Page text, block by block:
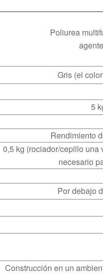
Poliurea
Gris (el
5
Rendimiento
0,5 kg (rociador/cepillo
necesario
Por debajo
Construcción en un